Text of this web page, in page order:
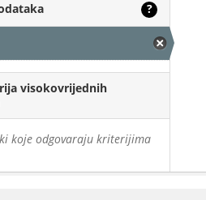
?
visokovrijednih
koje odgovaraju kriterijima